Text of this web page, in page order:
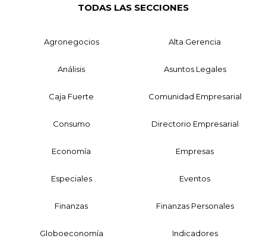
TODAS LAS SECCIONES
Agronegocios Alta Gerencia
Análisis Asuntos Legales
Caja Fuerte Comunidad Empresarial
Consumo Directorio Empresarial
Economía Empresas
Especiales Eventos
Finanzas Finanzas Personales
Globoeconomía Indicadores